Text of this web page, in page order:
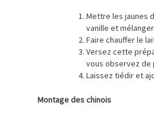
Mettre les jaunes
vanille et
Faire chauffer le
Versez cette
vous observez de
Laissez tiédir et
Montage des chinois